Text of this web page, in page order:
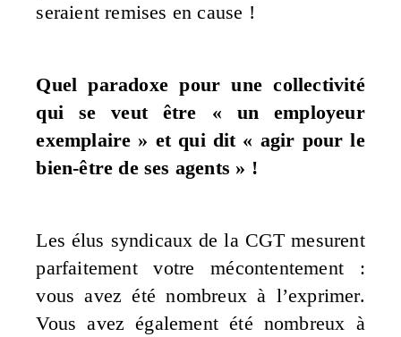
seraient remises en cause !
Quel paradoxe pour une collectivité
qui se veut être « un employeur
exemplaire » et qui dit « agir pour le
bien-être de ses agents » !
Les élus syndicaux de la CGT mesurent
parfaitement votre mécontentement :
vous avez été nombreux à l’exprimer.
Vous avez également été nombreux à